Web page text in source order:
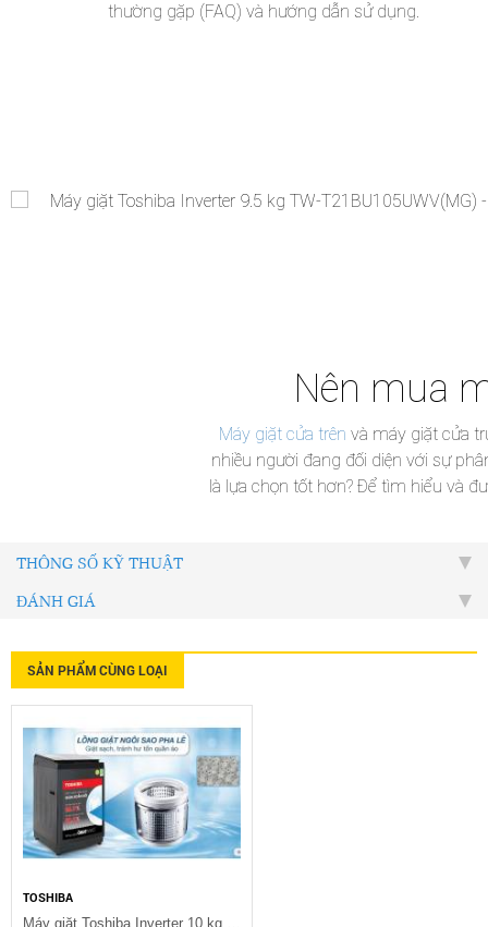
thường gặp (FAQ) và hướng dẫn sử dụng.
Nên mua
Máy giặt cửa trên và máy giặt cửa
nhiều người đang đối diện với sự
là lựa chọn tốt hơn? Để tìm hiểu và
THÔNG SỐ KỸ THUẬT
ĐÁNH GIÁ
SẢN PHẨM CÙNG LOẠI
TOSHIBA